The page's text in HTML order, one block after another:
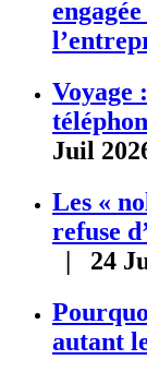
Voyage
Juil
Les «
refuse
| 24
autant